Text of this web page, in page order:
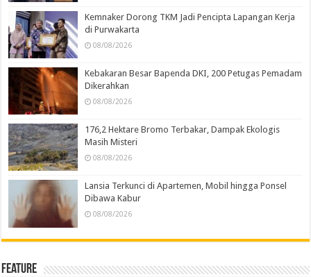
Kemnaker Dorong TKM Jadi Pencipta Lapangan Kerja
di Purwakarta
08/08/2026
Kebakaran Besar Bapenda DKI, 200 Petugas Pemadam
Dikerahkan
08/08/2026
176,2 Hektare Bromo Terbakar, Dampak Ekologis
Masih Misteri
08/08/2026
Lansia Terkunci di Apartemen, Mobil hingga Ponsel
Dibawa Kabur
08/08/2026
Feature